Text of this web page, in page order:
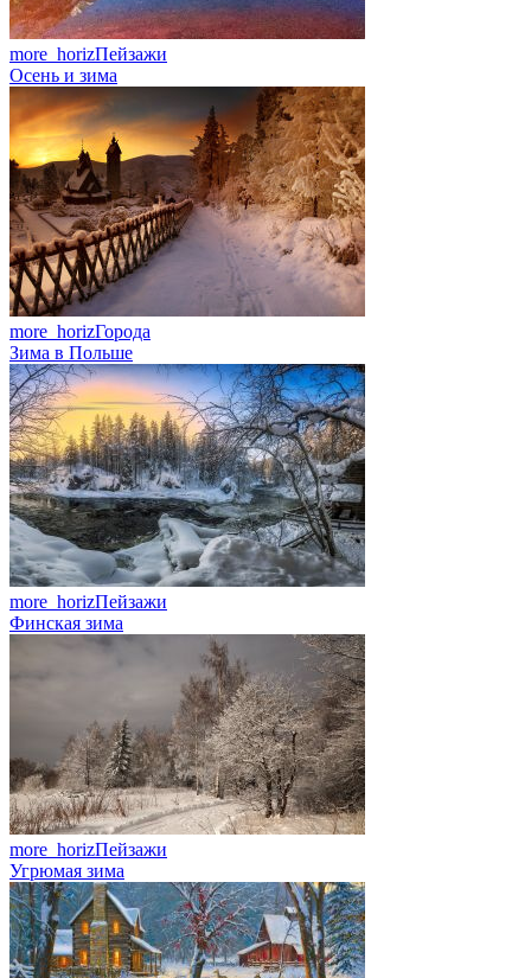
more_horizПейзажи
Осень и зима
more_horizГорода
Зима в Польше
more_horizПейзажи
Финская зима
more_horizПейзажи
Угрюмая зима